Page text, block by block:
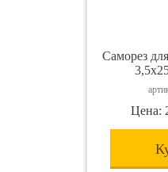
Саморез
Цена: